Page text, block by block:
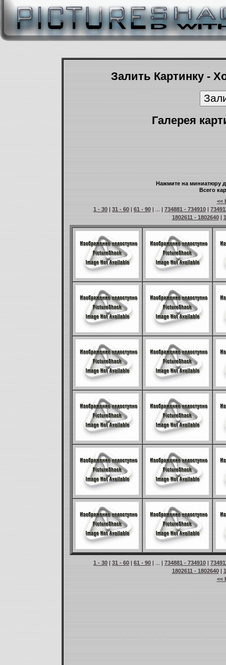
Залить Картинку -
Галерея
Нажмите на миниатюру
Всего
<<
1 - 30 | 31 - 60 | 61 - 90 | ... | 734881 - 734910 |
1802611 - 1802640|
1 - 30 | 31 - 60 | 61 - 90 | ... | 734881 - 734910 |
1802611 - 1802640|
<<